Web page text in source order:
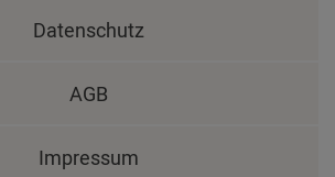
Datenschutz
AGB
Impressum